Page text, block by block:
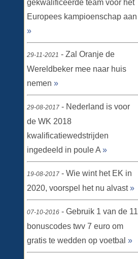
gekwalificeerde team voor het
Europees kampioenschap aan
»
29-11-2021 - Zal Oranje de
Wereldbeker mee naar huis
nemen »
29-08-2017 - Nederland is voor
de WK 2018
kwalificatiewedstrijden
ingedeeld in poule A »
19-08-2017 - Wie wint het EK in
2020, voorspel het nu alvast»
07-10-2016 - Gebruik 1 van de 11
bonuscodes twv 7 euro om
gratis te wedden op voetbal »